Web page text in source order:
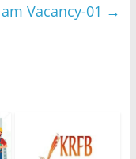
Vacancy-01 →